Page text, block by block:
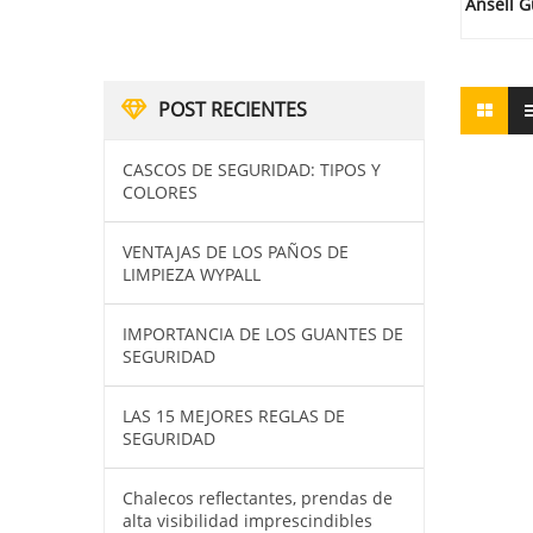
POST RECIENTES
CASCOS DE SEGURIDAD: TIPOS Y
COLORES
VENTAJAS DE LOS PAÑOS DE
LIMPIEZA WYPALL
IMPORTANCIA DE LOS GUANTES DE
SEGURIDAD
LAS 15 MEJORES REGLAS DE
SEGURIDAD
Chalecos reflectantes, prendas de
alta visibilidad imprescindibles